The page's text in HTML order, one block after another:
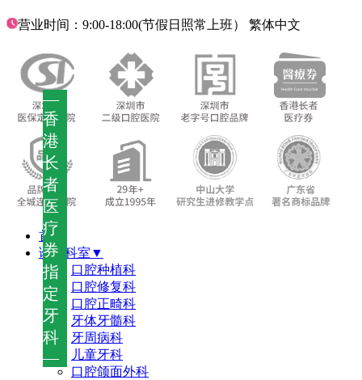
—
香
港
长
者
医
疗
券
指
定
牙
科
—
营业时间：9:00-18:00(节假日照常上班） 繁体中文
首页
诊疗科室▼
口腔种植科
口腔修复科
口腔正畸科
牙体牙髓科
牙周病科
儿童牙科
口腔颌面外科